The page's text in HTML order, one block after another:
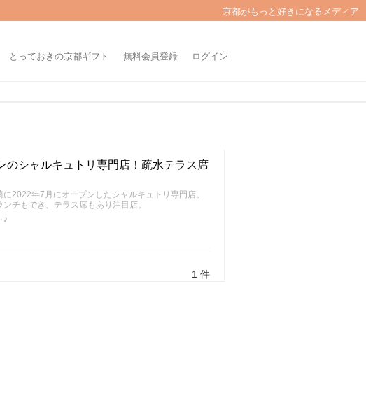
京都がもっと好きになるメディア
とっておきの京都ギフト 無料会員登録 ログイン
のシャルキュトリ専門店！疏水テラス席
2022年7月にオープンしたシャルキュトリ専門店。
チもでき、テラス席もあり注目店。
♪
1 件